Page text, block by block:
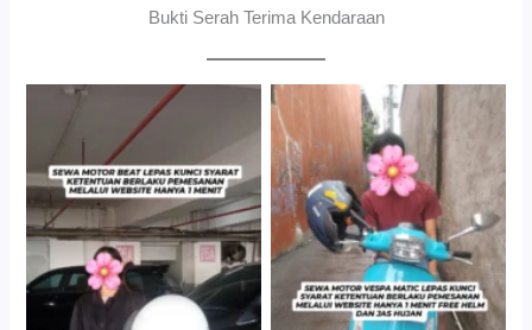
Bukti Serah Terima Kendaraan
Cityplaza Jatinegara
Gedung Parkir P6A
Antar Jemput Kendaraan